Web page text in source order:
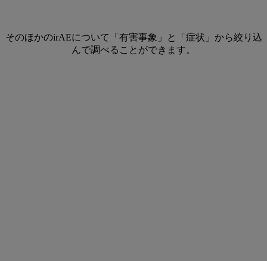
そのほかのirAEについて「有害事象」と「症状」から絞り込
んで調べることができます。